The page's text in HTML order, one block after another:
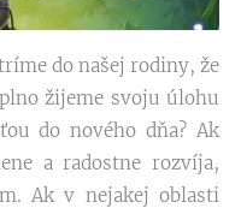
do našej rodiny, že
žijeme svoju úlohu
do nového dňa? Ak
a radostne rozvíja,
Ak v nejakej oblasti